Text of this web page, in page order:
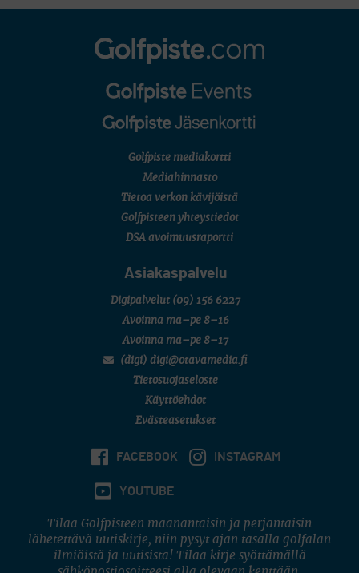
Golfpiste mediakortti
Mediahinnasto
Tietoa verkon kävijöistä
Golfpisteen yhteystiedot
DSA avoimuusraportti
Asiakaspalvelu
Digipalvelut (09) 156 6227
Avoinna ma–pe 8–16
Avoinna ma–pe 8–17
(digi) digi@otavamedia.fi
Tietosuojaseloste
Käyttöehdot
Evästeasetukset
FACEBOOK INSTAGRAM
YOUTUBE
Tilaa Golfpisteen maanantaisin ja perjantaisin
lähetettävä uutiskirje, niin pysyt ajan tasalla golfalan
ilmiöistä ja uutisista! Tilaa kirje syöttämällä